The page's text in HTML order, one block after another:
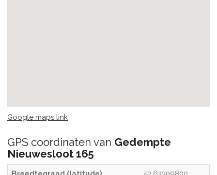
Google maps link
GPS coordinaten van Gedempte
Nieuwesloot 165